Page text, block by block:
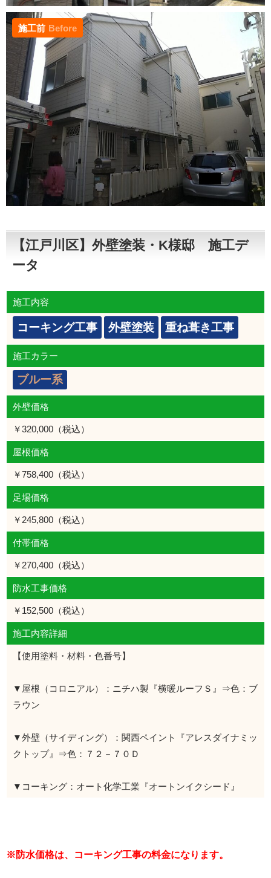
施工前 Before
【江戸川区】外壁塗装・K様邸 施工デ
ータ
施工内容
コーキング工事 外壁塗装 重ね葺き工事
施工カラー
ブルー系
外壁価格
￥320,000（税込）
屋根価格
￥758,400（税込）
足場価格
￥245,800（税込）
付帯価格
￥270,400（税込）
防水工事価格
￥152,500（税込）
施工内容詳細
【使用塗料・材料・色番号】
▼屋根（コロニアル）：ニチハ製『横暖ルーフＳ』⇒色：ブ
ラウン
▼外壁（サイディング）：関西ペイント『アレスダイナミッ
クトップ』⇒色：７２－７０Ｄ
▼コーキング：オート化学工業『オートンイクシード』
※防水価格は、コーキング工事の料金になります。